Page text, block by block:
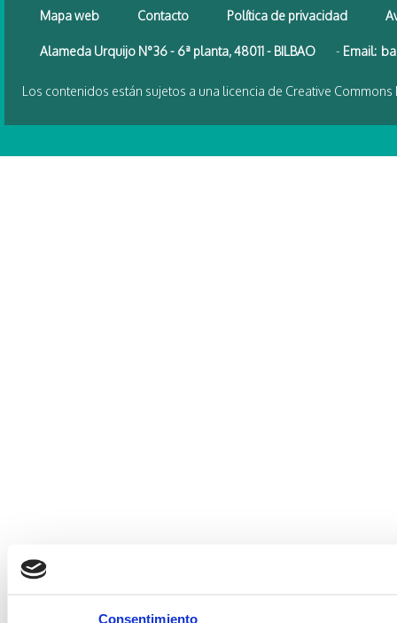
Consentimiento
Mapa web Contacto Política de privacidad
Alameda Urquijo N°36 - 6ª planta, 48011 - BILBAO - Email:
Los contenidos están sujetos a una licencia de Creative